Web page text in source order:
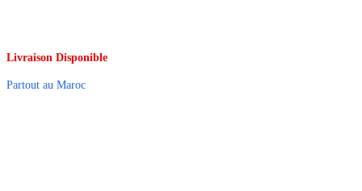
Livraison Disponible
Partout au Maroc